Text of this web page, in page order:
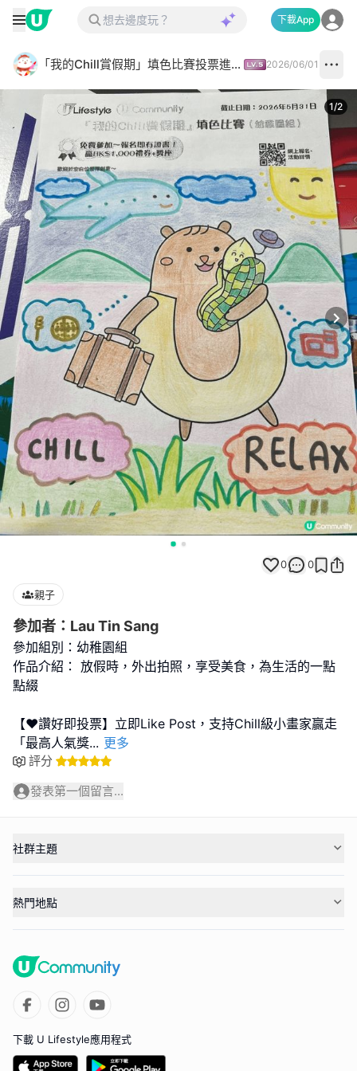
下載App
「我的Chill賞假期」填色比賽投票進行中✅ 2026/06/01
1/2
0 0
親子
參加者：Lau Tin Sang
參加組別：幼稚園組
作品介紹： 放假時，外出拍照，享受美食，為生活的一點
點綴
【❤️讚好即投票】立即Like Post，支持Chill級小畫家贏走
「最高人氣獎... 更多
評分
發表第一個留言...
社群主題
熱門地點
下載 U Lifestyle應用程式